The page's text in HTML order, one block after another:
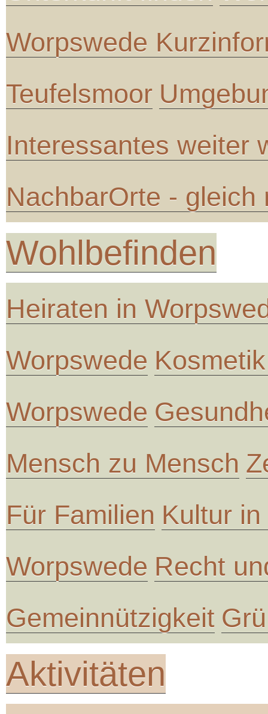
Worpswede
Teufelsmoor
Interessantes weiter
NachbarOrte - gleich
Wohlbefinden
Heiraten in
Worpswede
Worpswede
Mensch zu Mensch
Für Familien Kultur
Worpswede Recht
Gemeinnützigkeit
Aktivitäten